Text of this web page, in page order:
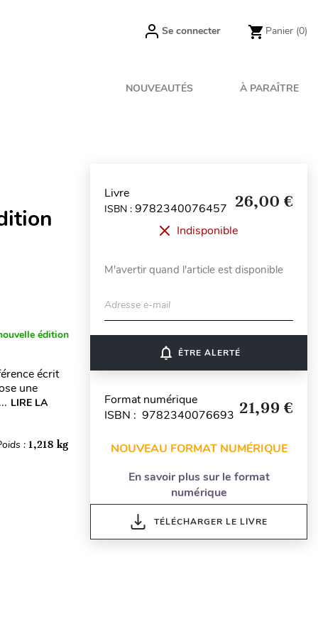
Se connecter Panier (0)
NOUVEAUTÉS À PARAÎTRE
édition
écrit
une
LIRE LA
:1,218 kg
Livre
ISBN : 9782340076457 26,00 €
Indisponible
M'avertir quand l'article est disponible
Adresse e-mail
notifications_none ÊTRE ALERTÉ
Format numérique
ISBN : 9782340076693 21,99 €
NOUVEAU FORMAT NUMÉRIQUE
En savoir plus sur le format
numérique
TÉLÉCHARGER LE LIVRE